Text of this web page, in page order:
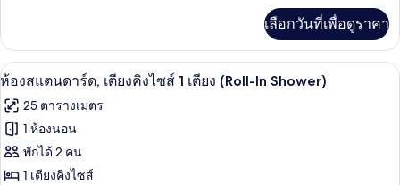
1
เตียง
(Park
Penthouse)
เกี่ยว
กับ
ห้อง
ท,
เตียง
ไซส์
เลือกวันที่เพื่อดูราคา
เปิด
ภาพถ่าย
ทั้งหมด
ของ
ห้อง
ห้องสแตนดาร์ด, เตียงคิงไซส์ 1 เตียง
5
ห้องสแตนดาร์ด, เตียงคิงไซส์ 1 เตียง (Roll-In Shower)
25 ตารางเมตร
1 ห้องนอน
พักได้ 2 คน
1 เตียงคิงไซส์